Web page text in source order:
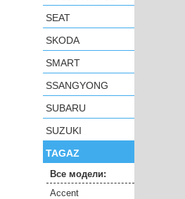
SEAT
SKODA
SMART
SSANGYONG
SUBARU
SUZUKI
TAGAZ
Все модели:
Accent